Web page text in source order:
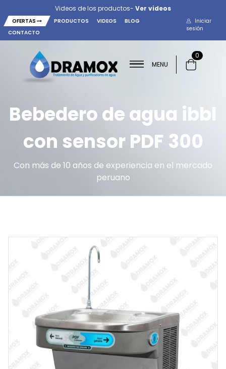
Videos de los productos- Ver videos
OFERTAS PRODUCTOS VIDEOS
BLOG
CONTACTO
Iniciar
sesión
MENU
0
Bebedero de agua ibbl
con sensor PDF 300
Con más de 10 años de experiencia en el mercado
peruano